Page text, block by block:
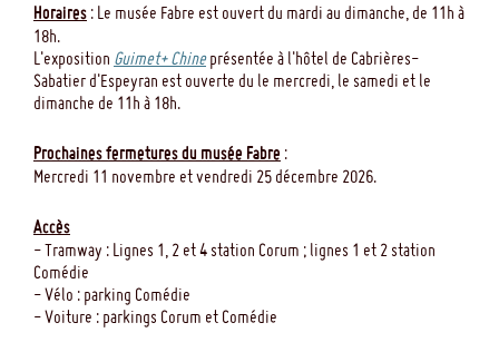
Horaires : Le musée Fabre est ouvert du mardi au dimanche, de 11h à
18h.
L'exposition Guimet+ Chineprésentée à l'hôtel de Cabrières-
Sabatier d'Espeyran est ouverte du le mercredi, le samedi et le
dimanche de 11h à 18h.
Prochaines fermetures du musée Fabre :
Mercredi 11 novembre et vendredi 25 décembre 2026.
Accès
- Tramway : Lignes 1, 2 et 4 station Corum ; lignes 1 et 2 station
Comédie
- Vélo : parking Comédie
- Voiture : parkings Corum et Comédie